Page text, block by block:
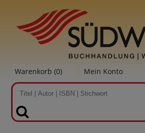
Warenkorb (0) Mein Konto